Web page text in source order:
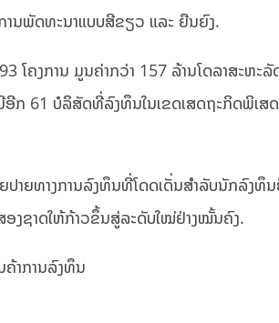
ານພັດທະນາແບບສີຂຽວ ແລະ ຍືນຍົງ.
ໂຄງການ ມູນຄ່າກວ່າ 157 ລ້ານໂດລາສະຫະລັ
ອີກ 61 ບໍລິສັດທີ່ລົງທຶນໃນເຂດເສດຖະກິດພິເ
ປາຍທາງການລົງທຶນທີ່ໂດດເດັ່ນສຳລັບນັກລົງທຶ
ງຊາດໃຫ້ກ້າວຂຶ້ນສູ່ລະດັບໃໝ່ຢ່າງໝັ້ນຄົງ.
າການລົງທຶນ